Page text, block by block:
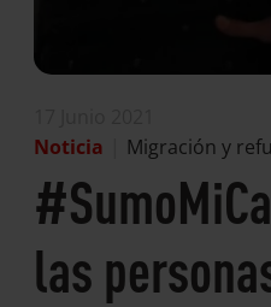
Noticia
Migración y
las